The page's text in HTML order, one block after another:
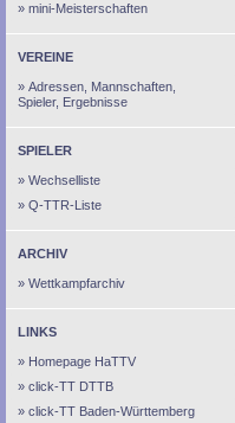
mini-Meisterschaften
VEREINE
Adressen, Mannschaften,
Spieler, Ergebnisse
SPIELER
Wechselliste
Q-TTR-Liste
ARCHIV
Wettkampfarchiv
LINKS
Homepage HaTTV
click-TT DTTB
click-TT Baden-Württemberg